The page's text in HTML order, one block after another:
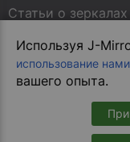
Используя J-
использование
вашего опыта.
Статьи о зеркалах
МЫ В СОЦСЕТЯХ
В магазин на